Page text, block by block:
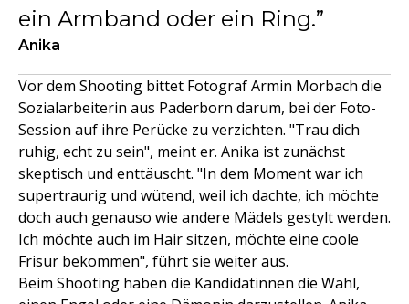
ein Armband oder ein Ring.
Anika
Vor dem Shooting bittet Fotograf Armin Morbach die
Sozialarbeiterin aus Paderborn darum, bei der Foto-
Session auf ihre Perücke zu verzichten. "Trau dich
ruhig, echt zu sein", meint er. Anika ist zunächst
skeptisch und enttäuscht. "In dem Moment war ich
supertraurig und wütend, weil ich dachte, ich möchte
doch auch genauso wie andere Mädels gestylt werden.
Ich möchte auch im Hair sitzen, möchte eine coole
Frisur bekommen", führt sie weiter aus.
Beim Shooting haben die Kandidatinnen die Wahl,